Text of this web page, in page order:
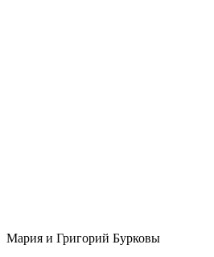
Мария и Григорий Бурковы